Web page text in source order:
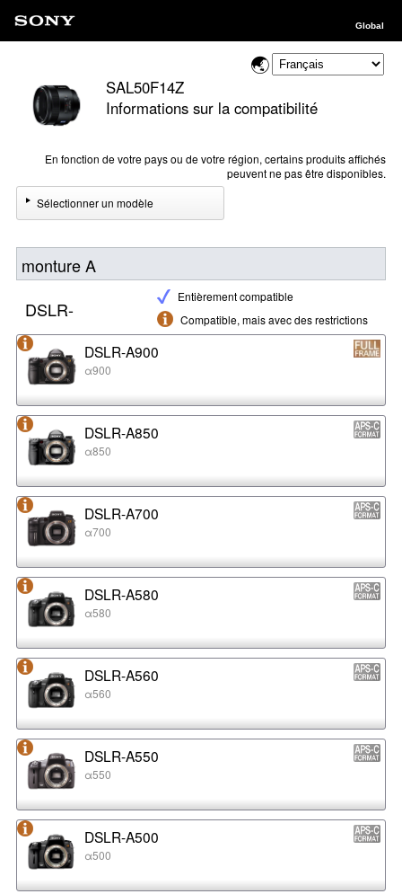
Global
SAL50F14Z
Informations sur la compatibilité
En fonction de votre pays ou de votre région, certains produits affichés
peuvent ne pas être disponibles.
Sélectionner un modèle
monture A
Entièrement compatible
Compatible, mais avec des restrictions
DSLR-
DSLR-A900
α900
DSLR-A850
α850
DSLR-A700
α700
DSLR-A580
α580
DSLR-A560
α560
DSLR-A550
α550
DSLR-A500
α500